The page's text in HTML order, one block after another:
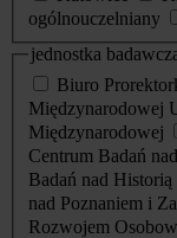
ogólnouczelniany
jednostka
Biuro
Międzynarodowej
Międzynarodowej
Centrum Badań
Badań nad
nad Poznaniem i
Rozwojem